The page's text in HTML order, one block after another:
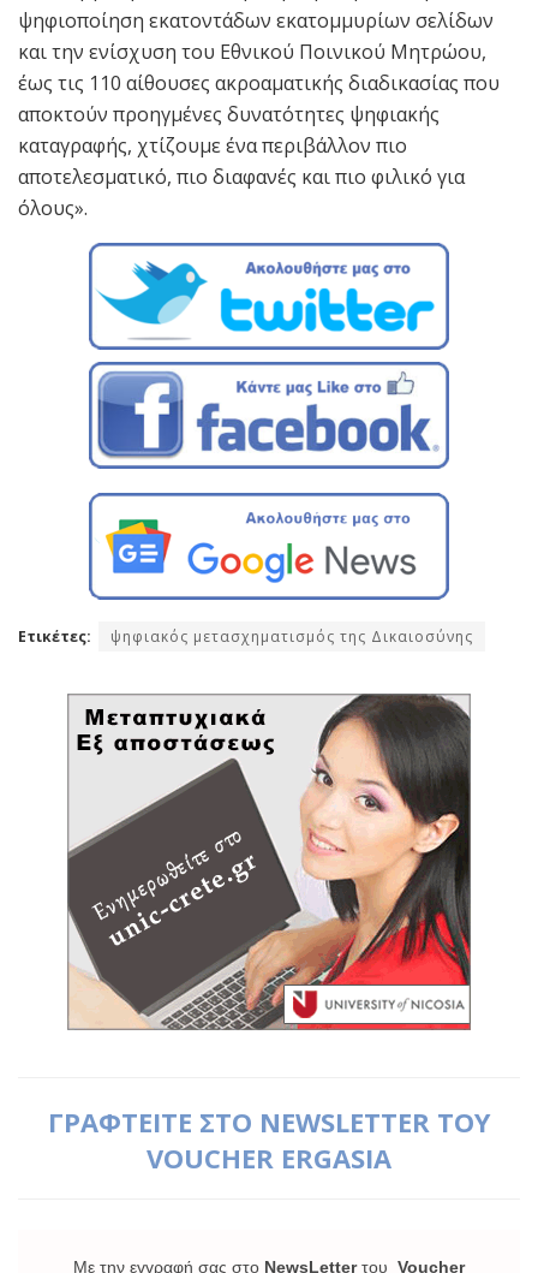
ψηφιοποίηση εκατοντάδων εκατομμυρίων σελίδων
και την ενίσχυση του Εθνικού Ποινικού Μητρώου,
έως τις 110 αίθουσες ακροαματικής διαδικασίας που
αποκτούν προηγμένες δυνατότητες ψηφιακής
καταγραφής, χτίζουμε ένα περιβάλλον πιο
αποτελεσματικό, πιο διαφανές και πιο φιλικό για
όλους».
Ετικέτες: ψηφιακός μετασχηματισμός της Δικαιοσύνης
ΓΡΑΦΤΕΙΤΕ ΣΤΟ NEWSLETTER ΤΟΥ
VOUCHER ERGASIA
Με την εγγραφή σας στο NewsLetterτου Voucher